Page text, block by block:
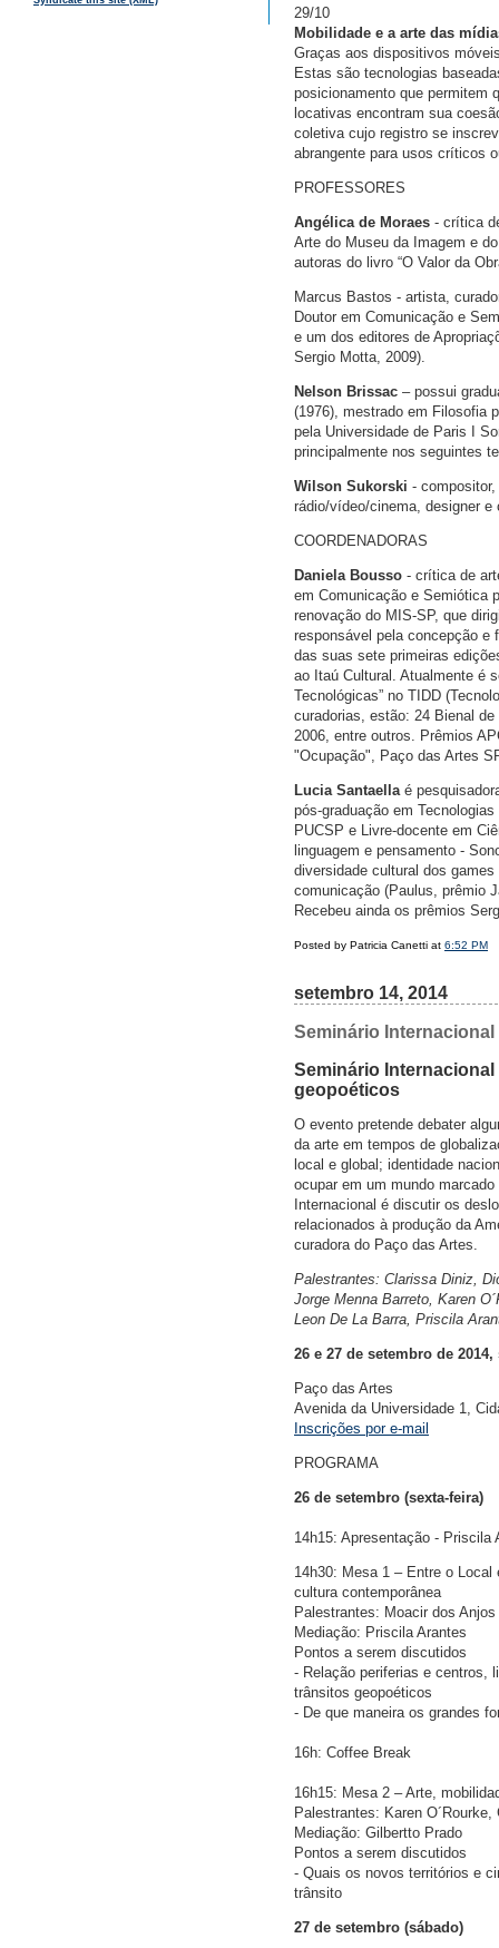
29/10
Mobilidade e a arte das
Graças aos dispositivos
Estas são tecnologias
posicionamento que permitem
locativas encontram sua
coletiva cujo registro se
abrangente para usos críticos
PROFESSORES
Angélica de Moraes - crítica
Arte do Museu da Imagem e
autoras do livro “O Valor da
Marcus Bastos - artista,
Doutor em Comunicação e
e um dos editores de
Sergio Motta, 2009).
Nelson Brissac – possui
(1976), mestrado em Filosofia
pela Universidade de Paris I
principalmente nos seguintes
Wilson Sukorski -
rádio/vídeo/cinema, designer
COORDENADORAS
Daniela Bousso - crítica de
em Comunicação e Semiótica
renovação do MIS-SP, que
responsável pela concepção e
das suas sete primeiras
ao Itaú Cultural. Atualmente é
Tecnológicas” no TIDD
curadorias, estão: 24 Bienal
2006, entre outros. Prêmios
"Ocupação", Paço das Artes
Lucia Santaellaé
pós-graduação em
PUCSP e Livre-docente em
linguagem e pensamento -
diversidade cultural dos
comunicação (Paulus, prêmio
Recebeu ainda os prêmios
Posted by Patricia Canetti at 6:52 PM
setembro 14, 2014
Seminário
Seminário
geopoéticos
O evento pretende debater
da arte em tempos de
local e global; identidade
ocupar em um mundo
Internacional é discutir os
relacionados à produção da
curadora do Paço das Artes.
Palestrantes: Clarissa Diniz,
Jorge Menna Barreto, Karen
Leon De La Barra, Priscila
26 e 27 de setembro de
Paço das Artes
Avenida da Universidade 1,
Inscrições por e-mail
PROGRAMA
26 de setembro (sexta-feira)
14h15: Apresentação - Priscila
14h30: Mesa 1 – Entre o
cultura contemporânea
Palestrantes: Moacir dos
Mediação: Priscila Arantes
Pontos a serem discutidos
- Relação periferias e centros,
trânsitos geopoéticos
- De que maneira os grandes
16h: Coffee Break
16h15: Mesa 2 – Arte,
Palestrantes: Karen
Mediação: Gilbertto Prado
Pontos a serem discutidos
- Quais os novos territórios e
trânsito
27 de setembro (sábado)